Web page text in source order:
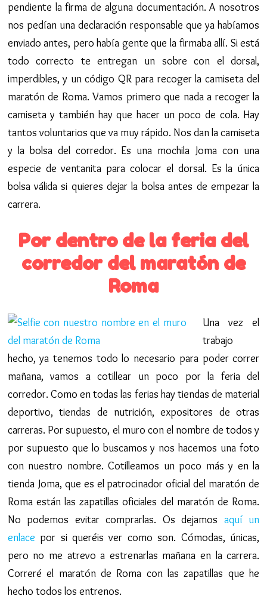
pendiente la firma de alguna documentación. A nosotros
nos pedían una declaración responsable que ya habíamos
enviado antes, pero había gente que la firmaba allí. Si está
todo correcto te entregan un sobre con el dorsal,
imperdibles, y un código QR para recoger la camiseta del
maratón de Roma. Vamos primero que nada a recoger la
camiseta y también hay que hacer un poco de cola. Hay
tantos voluntarios que va muy rápido. Nos dan la camiseta
y la bolsa del corredor. Es una mochila Joma con una
especie de ventanita para colocar el dorsal. Es la única
bolsa válida si quieres dejar la bolsa antes de empezar la
carrera.
Por dentro de la feria del
corredor del maratón de
Roma
Una vez el
trabajo
hecho, ya tenemos todo lo necesario para poder correr
mañana, vamos a cotillear un poco por la feria del
corredor. Como en todas las ferias hay tiendas de material
deportivo, tiendas de nutrición, expositores de otras
carreras. Por supuesto, el muro con el nombre de todos y
por supuesto que lo buscamos y nos hacemos una foto
con nuestro nombre. Cotilleamos un poco más y en la
tienda Joma, que es el patrocinador oficial del maratón de
Roma están las zapatillas oficiales del maratón de Roma.
No podemos evitar comprarlas. Os dejamos aquí un
enlace por si queréis ver como son. Cómodas, únicas,
pero no me atrevo a estrenarlas mañana en la carrera.
Correré el maratón de Roma con las zapatillas que he
hecho todos los entrenos.